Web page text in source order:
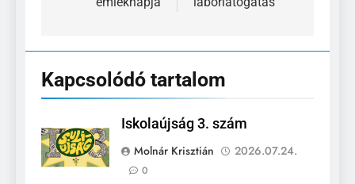
Kapcsolódó tartalom
Iskolaújság 3. szám
Molnár Krisztián
2026.07.24.
0